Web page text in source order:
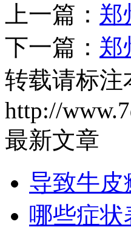
上一篇： 郑
下一篇： 郑
转载请标注
http://
最新文章
导致牛
哪些症